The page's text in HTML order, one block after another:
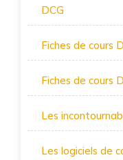
DCG
Fiches de cours
Fiches de cours
Les
Les logiciels de